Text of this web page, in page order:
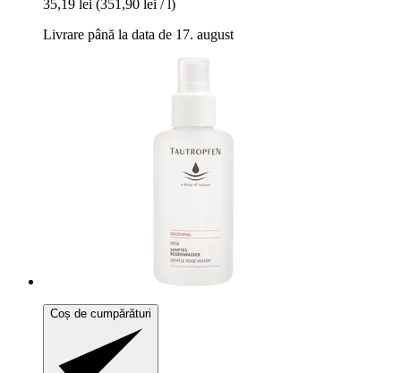
35,19 lei (351,90 lei / l)
Livrare până la data de 17. august
Coș de cumpărături